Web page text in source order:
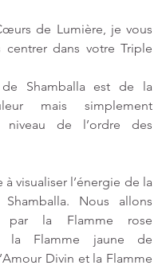
de Lumière, je vous
centrer dans votre Triple
Shamballa est de la
mais simplement
niveau de l’ordre des
à visualiser l’énergie de la
Nous allons
par la Flamme rose
la Flamme jaune de
Divin et la Flamme